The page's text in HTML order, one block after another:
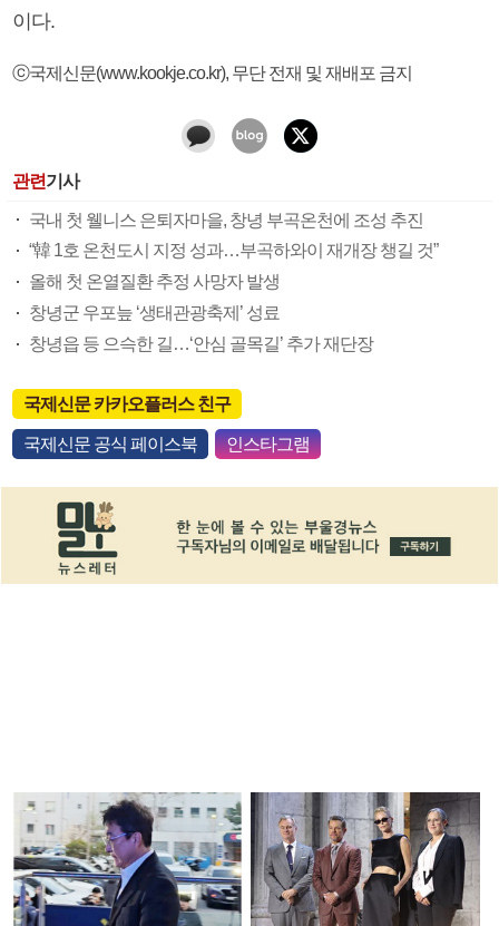
이다.
ⓒ국제신문(www.kookje.co.kr), 무단 전재 및 재배포 금지
관련기사
국내 첫 웰니스 은퇴자마을, 창녕 부곡온천에 조성 추진
“韓 1호 온천도시 지정 성과…부곡하와이 재개장 챙길 것”
올해 첫 온열질환 추정 사망자 발생
창녕군 우포늪 ‘생태관광축제’ 성료
창녕읍 등 으슥한 길…‘안심 골목길’ 추가 재단장
국제신문 카카오플러스 친구
국제신문 공식 페이스북 인스타그램